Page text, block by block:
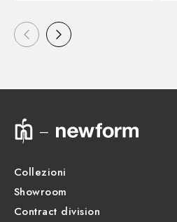
Collezioni
Showroom
Contract division